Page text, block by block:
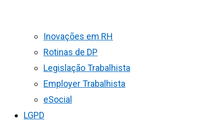
Inovações em RH
Rotinas de DP
Legislação Trabalhista
Employer Trabalhista
eSocial
LGPD